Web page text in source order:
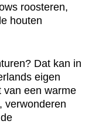
roosteren,
houten
Dat kan in
eigen
van een warme
verwonderen